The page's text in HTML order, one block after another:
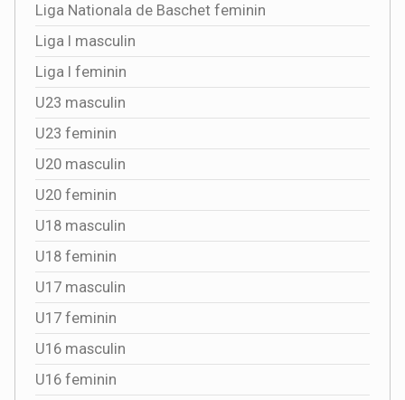
Liga Nationala de Baschet feminin
Liga I masculin
Liga I feminin
U23 masculin
U23 feminin
U20 masculin
U20 feminin
U18 masculin
U18 feminin
U17 masculin
U17 feminin
U16 masculin
U16 feminin